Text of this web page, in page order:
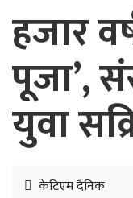
हजार
पूजा’,
युवा
केटिएम दैनिक